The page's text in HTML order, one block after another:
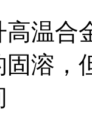
高温合
固溶，